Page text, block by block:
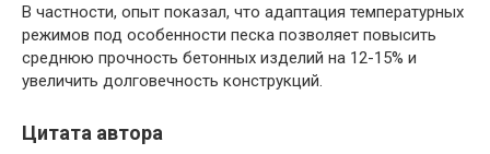
В частности, опыт показал, что адаптация температурных
режимов под особенности песка позволяет повысить
среднюю прочность бетонных изделий на 12-15% и
увеличить долговечность конструкций.
Цитата автора